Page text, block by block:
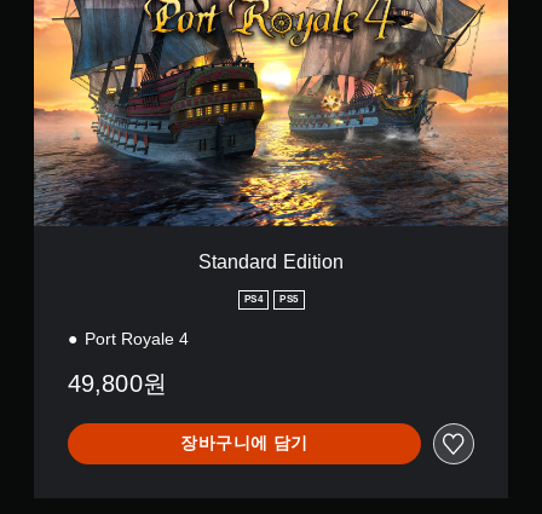
a
n
r
d
E
d
i
t
i
Standard Edition
PS4 PS5
Port Royale 4
49,800원
장바구니에 담기